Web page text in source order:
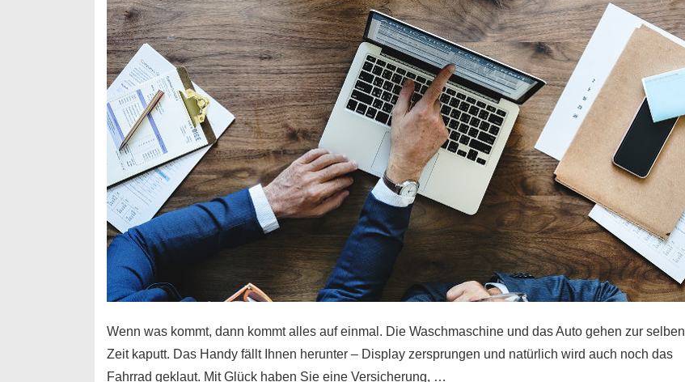
Wenn was kommt, dann kommt alles auf einmal. Die Waschmaschine und das Auto gehen zur selben
Zeit kaputt. Das Handy fällt Ihnen herunter – Display zersprungen und natürlich wird auch noch das
Fahrrad geklaut. Mit Glück haben Sie eine Versicherung, …